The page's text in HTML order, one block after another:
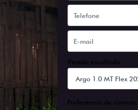
Versão escolhida
Preferência de contato: